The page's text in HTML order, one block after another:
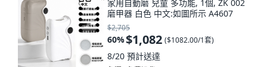
家用自動磨 兒童 多功能, 1個, ZK 002
磨甲器 白色 中文:如圖所示 A4607
$2,705
60%$1,082 ($1082.00/1套)
8/20 預計送達